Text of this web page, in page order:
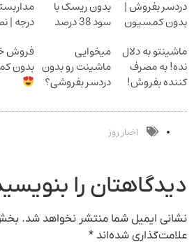
دردسر بفروش |
بدون کمسیون
بدون ریسک با
سود 38 درصد
درجه |
ماشینتو به دلال
نده! به مصرف
کننده بفروش!
یک تماس
میخوایی
ماشینت رو بدون
دردسر بفروشی؟
فروش
بدون
اخبار روز
دیدگاهتان را
نشانی ایمیل شما منتشر نخواهد شد.
علامت‌گذاری شده‌اند *